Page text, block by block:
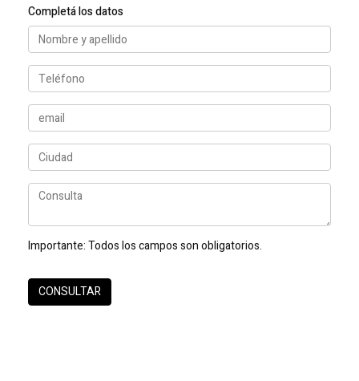
Completá los datos
Importante:Todos los campos son obligatorios.